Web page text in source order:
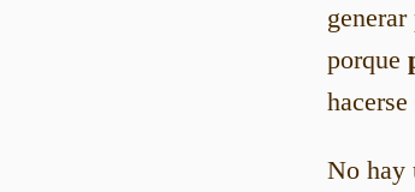
porque
No hay